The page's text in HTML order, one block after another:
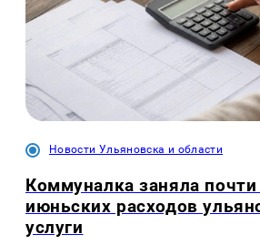
Новости Ульяновска и области
Коммуналка заняла почти
июньских расходов
услуги